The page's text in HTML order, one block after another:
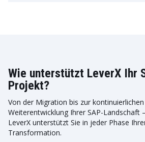
Wie unterstützt LeverX Ihr
Projekt?
Von der Migration bis zur kontinuierlichen
Weiterentwicklung Ihrer SAP-Landschaft –
LeverX unterstützt Sie in jeder Phase
Transformation.